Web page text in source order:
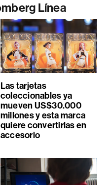
Línea
Las tarjetas
coleccionables ya
mueven US$30.000
millones y esta marca
quiere convertirlas en
accesorio